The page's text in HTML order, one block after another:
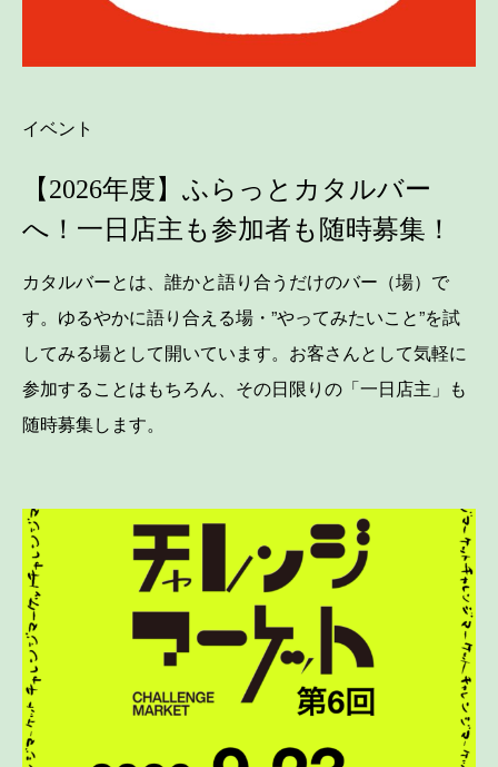
イベント
【2026年度】ふらっとカタルバー
へ！一日店主も参加者も随時募集！
カタルバーとは、誰かと語り合うだけのバー（場）で
す。ゆるやかに語り合える場・”やってみたいこと”を試
してみる場として開いています。お客さんとして気軽に
参加することはもちろん、その日限りの「一日店主」も
随時募集します。